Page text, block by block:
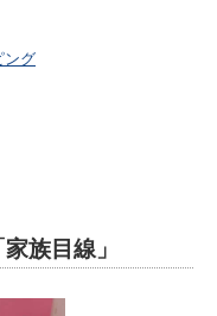
ング
族目線」